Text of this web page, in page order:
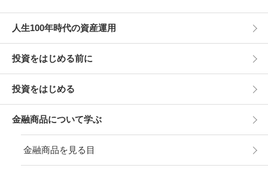
人生100年時代の資産運用
投資をはじめる前に
投資をはじめる
金融商品について学ぶ
金融商品を見る目